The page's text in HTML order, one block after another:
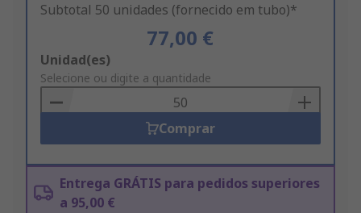
Subtotal 50 unidades (fornecido em tubo)*
77,00 €
Add
to
Basket
Unidad(es)
Selecione ou digite a quantidade
Comprar
Entrega GRÁTIS para pedidos superiores
a 95,00 €